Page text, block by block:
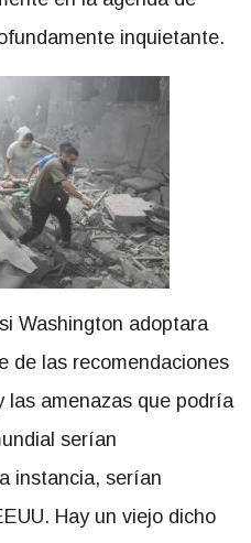
inquietante.
Washington adoptara
de las recomendaciones
las amenazas que podría
serían
instancia, serían
Hay un viejo dicho